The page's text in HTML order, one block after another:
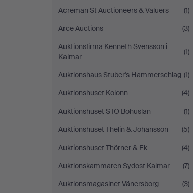
Acreman St Auctioneers & Valuers
(1)
Arce Auctions
(3)
Auktionsfirma Kenneth Svensson i
Kalmar
(1)
Auktionshaus Stuber's Hammerschlag (1)
Auktionshuset Kolonn
(4)
Auktionshuset STO Bohuslän
(1)
Auktionshuset Thelin & Johansson
(5)
Auktionshuset Thörner & Ek
(4)
Auktionskammaren Sydost Kalmar
(7)
Auktionsmagasinet Vänersborg
(3)